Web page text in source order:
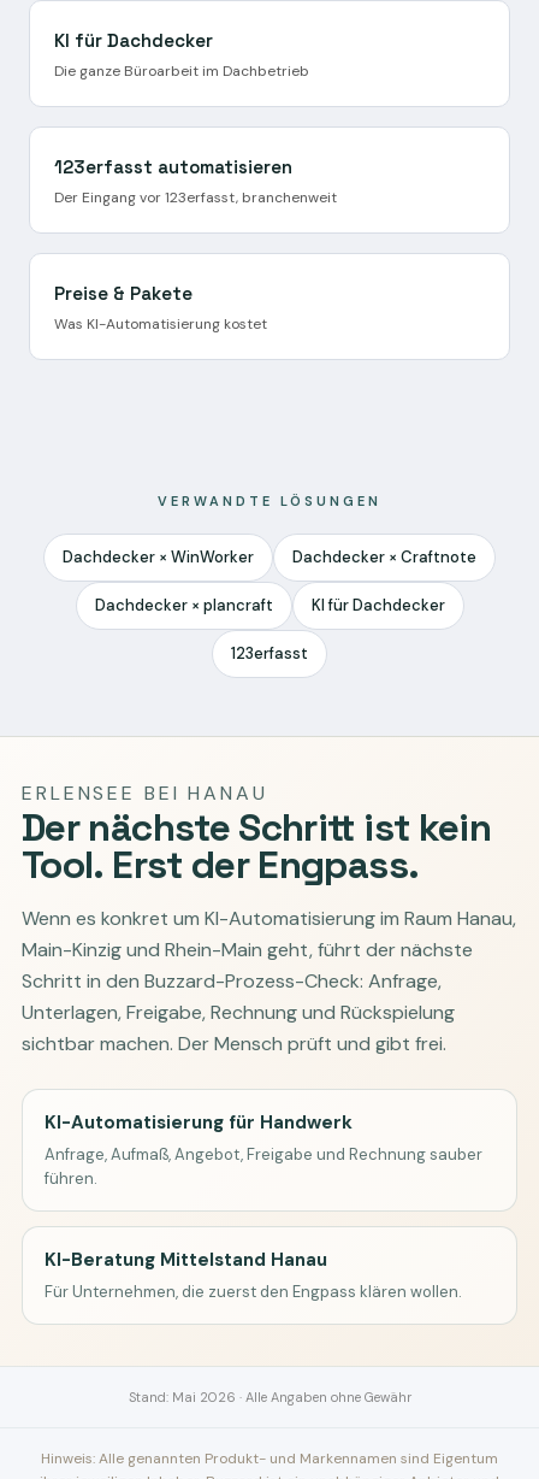
KI für Dachdecker
Die ganze Büroarbeit im Dachbetrieb
123erfasst automatisieren
Der Eingang vor 123erfasst, branchenweit
Preise & Pakete
Was KI-Automatisierung kostet
VERWANDTE LÖSUNGEN
Dachdecker × WinWorker Dachdecker × Craftnote
Dachdecker × plancraft KI für Dachdecker
123erfasst
ERLENSEE BEI HANAU
Der nächste Schritt ist kein
Tool. Erst der Engpass.
Wenn es konkret um KI-Automatisierung im Raum Hanau,
Main-Kinzig und Rhein-Main geht, führt der nächste
Schritt in den Buzzard-Prozess-Check: Anfrage,
Unterlagen, Freigabe, Rechnung und Rückspielung
sichtbar machen. Der Mensch prüft und gibt frei.
KI-Automatisierung für Handwerk
Anfrage, Aufmaß, Angebot, Freigabe und Rechnung sauber
führen.
KI-Beratung Mittelstand Hanau
Für Unternehmen, die zuerst den Engpass klären wollen.
Stand: Mai 2026 · Alle Angaben ohne Gewähr
Hinweis: Alle genannten Produkt- und Markennamen sind Eigentum